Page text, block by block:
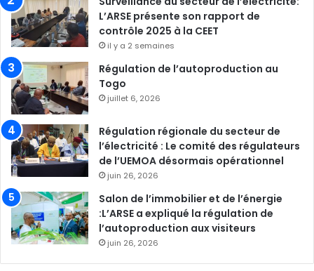
L’ARSE présente son rapport de
contrôle 2025 à la CEET
il y a 2 semaines
Régulation de l’autoproduction au
Togo
juillet 6, 2026
Régulation régionale du secteur de
l’électricité : Le comité des régulateurs
de l’UEMOA désormais opérationnel
juin 26, 2026
Salon de l’immobilier et de l’énergie
:L’ARSE a expliqué la régulation de
l’autoproduction aux visiteurs
juin 26, 2026